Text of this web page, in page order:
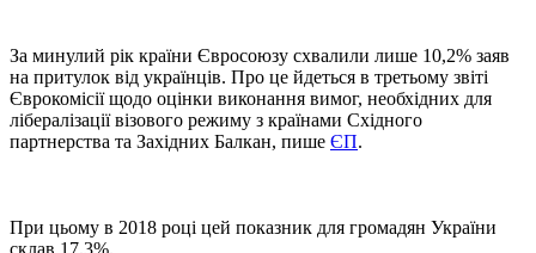
За минулий рік країни Євросоюзу схвалили лише 10,2% заяв
на притулок від українців. Про це йдеться в третьому звіті
Єврокомісії щодо оцінки виконання вимог, необхідних для
лібералізації візового режиму з країнами Східного
партнерства та Західних Балкан, пише ЄП.
При цьому в 2018 році цей показник для громадян України
склав 17,3%.